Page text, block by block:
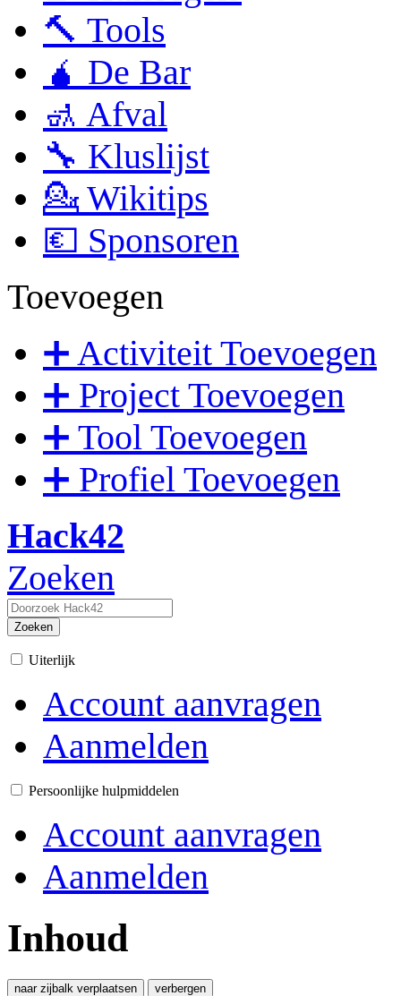
🔨 Tools
🧉 De Bar
🚮 Afval
🔧 Kluslijst
💁 Wikitips
💶 Sponsoren
Toevoegen
➕ Activiteit Toevoegen
➕ Project Toevoegen
➕ Tool Toevoegen
➕ Profiel Toevoegen
Hack42
Zoeken
Zoeken
Uiterlijk
Account aanvragen
Aanmelden
Persoonlijke hulpmiddelen
Account aanvragen
Aanmelden
Inhoud
naar zijbalk verplaatsen verbergen